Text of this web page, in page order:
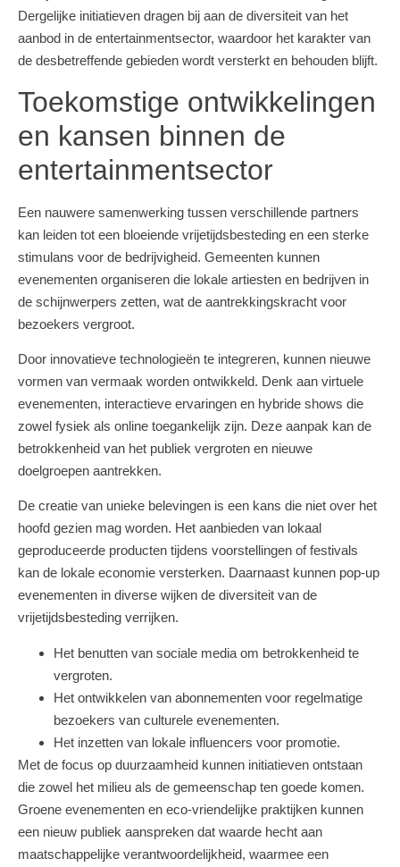
Dergelijke initiatieven dragen bij aan de diversiteit van het
aanbod in de entertainmentsector, waardoor het karakter van
de desbetreffende gebieden wordt versterkt en behouden blijft.
Toekomstige ontwikkelingen
en kansen binnen de
entertainmentsector
Een nauwere samenwerking tussen verschillende partners
kan leiden tot een bloeiende vrijetijdsbesteding en een sterke
stimulans voor de bedrijvigheid. Gemeenten kunnen
evenementen organiseren die lokale artiesten en bedrijven in
de schijnwerpers zetten, wat de aantrekkingskracht voor
bezoekers vergroot.
Door innovatieve technologieën te integreren, kunnen nieuwe
vormen van vermaak worden ontwikkeld. Denk aan virtuele
evenementen, interactieve ervaringen en hybride shows die
zowel fysiek als online toegankelijk zijn. Deze aanpak kan de
betrokkenheid van het publiek vergroten en nieuwe
doelgroepen aantrekken.
De creatie van unieke belevingen is een kans die niet over het
hoofd gezien mag worden. Het aanbieden van lokaal
geproduceerde producten tijdens voorstellingen of festivals
kan de lokale economie versterken. Daarnaast kunnen pop-up
evenementen in diverse wijken de diversiteit van de
vrijetijdsbesteding verrijken.
Het benutten van sociale media om betrokkenheid te
vergroten.
Het ontwikkelen van abonnementen voor regelmatige
bezoekers van culturele evenementen.
Het inzetten van lokale influencers voor promotie.
Met de focus op duurzaamheid kunnen initiatieven ontstaan
die zowel het milieu als de gemeenschap ten goede komen.
Groene evenementen en eco-vriendelijke praktijken kunnen
een nieuw publiek aanspreken dat waarde hecht aan
maatschappelijke verantwoordelijkheid, waarmee een